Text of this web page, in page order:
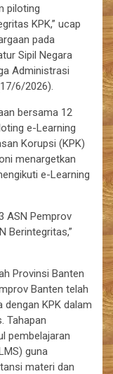
piloting
KPK,” ucap
pada
Sipil Negara
Administrasi
6/2026).
bersama 12
e-Learning
Korupsi (KPK)
menargetkan
e-Learning
ASN Pemprov
Berintegritas,”
Provinsi Banten
Banten telah
KPK dalam
Tahapan
pembelajaran
guna
materi dan